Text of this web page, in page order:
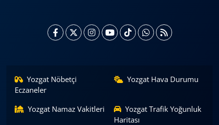
Yozgat Nöbetçi
Eczaneler
Yozgat Hava Durumu
Yozgat Namaz Vakitleri
Yozgat Trafik Yoğunluk
Haritası